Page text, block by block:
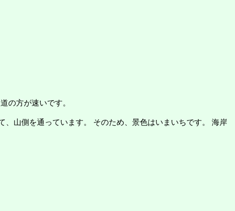
の方が速いです。
山側を通っています。 そのため、景色はいまいちです。 海岸